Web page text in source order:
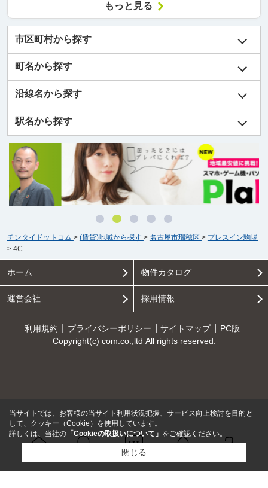
もっと見る
問い合せ
市区町村から探す
町名から探す
沿線名から探す
駅名から探す
チンタイドットコム > (賃貸)地域から探す > 名古屋市瑞穂区 > プレスイン駒場
> 4C
ホーム 物件カタログ
運営会社 採用情報
利用規約 プライバシーポリシー サイトマップ
PC版
Copyright(c) com.co.,ltd All rights reserved.
当サイトでは、お客様の当サイト利用状況把握、サービス向上検討を目的と
して、クッキー（Cookie）を使用しています。
詳しくは、当社の 「Cookieの取扱いについて」 をご確認ください。
閉じる